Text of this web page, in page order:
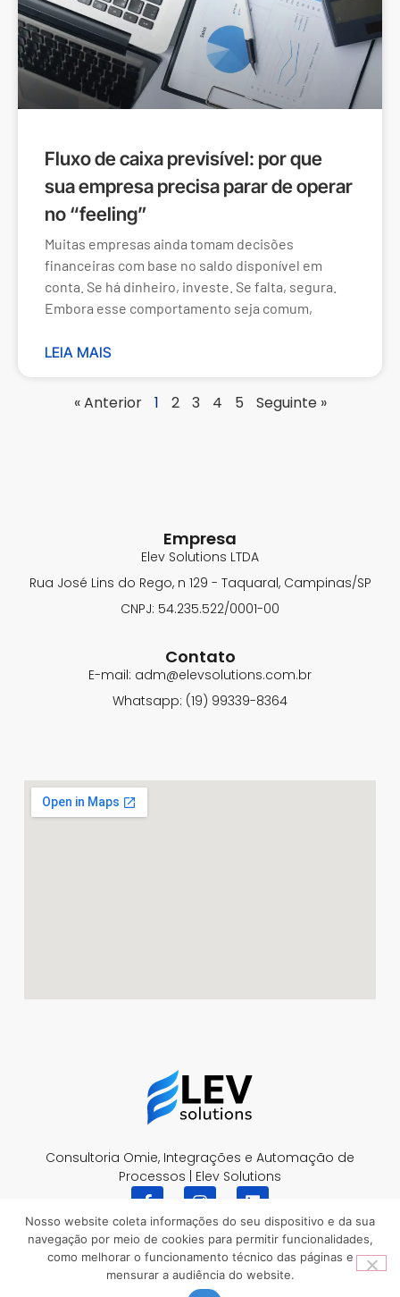
Fluxo de caixa previsível: por que
sua empresa precisa parar de operar
no “feeling”
Muitas empresas ainda tomam decisões
financeiras com base no saldo disponível em
conta. Se há dinheiro, investe. Se falta, segura.
Embora esse comportamento seja comum,
LEIA MAIS
« Anterior 1 2 3 4 5 Seguinte »
Consultoria Omie, Integrações e Automação de
Processos | Elev Solutions
Empresa
Elev Solutions LTDA
Rua José Lins do Rego, n 129 - Taquaral, Campinas/SP
CNPJ: 54.235.522/0001-00
Contato
E-mail: adm@elevsolutions.com.br
Whatsapp: (19) 99339-8364
Nosso website coleta informações do seu dispositivo e da sua
navegação por meio de cookies para permitir funcionalidades,
como melhorar o funcionamento técnico das páginas e
mensurar a audiência do website.